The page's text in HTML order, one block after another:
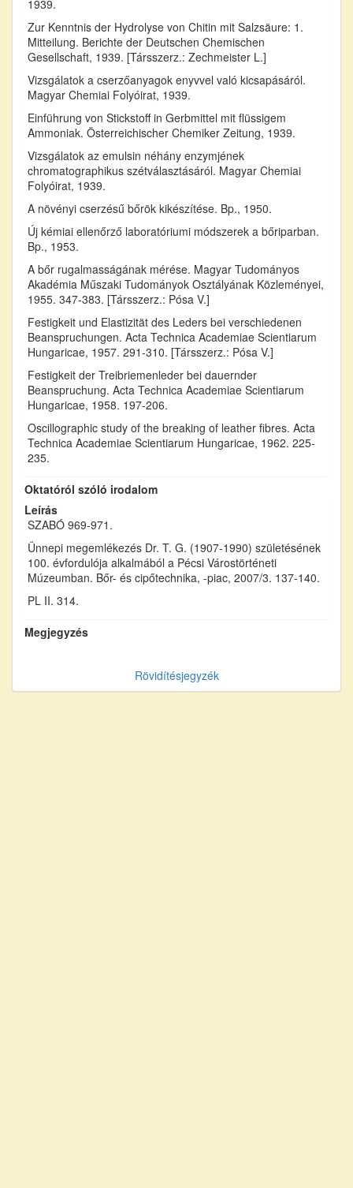
1939.
Zur Kenntnis der Hydrolyse von Chitin mit Salzsäure: 1.
Mitteilung. Berichte der Deutschen Chemischen
Gesellschaft, 1939. [Társszerz.: Zechmeister L.]
Vizsgálatok a cserzőanyagok enyvvel való kicsapásáról.
Magyar Chemiai Folyóirat, 1939.
Einführung von Stickstoff in Gerbmittel mit flüssigem
Ammoniak. Österreichischer Chemiker Zeitung, 1939.
Vizsgálatok az emulsin néhány enzymjének
chromatographikus szétválasztásáról. Magyar Chemiai
Folyóirat, 1939.
A növényi cserzésű bőrök kikészítése. Bp., 1950.
Új kémiai ellenőrző laboratóriumi módszerek a bőriparban.
Bp., 1953.
A bőr rugalmasságának mérése. Magyar Tudományos
Akadémia Műszaki Tudományok Osztályának Közleményei,
1955. 347-383. [Társszerz.: Pósa V.]
Festigkeit und Elastizität des Leders bei verschiedenen
Beanspruchungen. Acta Technica Academiae Scientiarum
Hungaricae, 1957. 291-310. [Társszerz.: Pósa V.]
Festigkeit der Treibriemenleder bei dauernder
Beanspruchung. Acta Technica Academiae Scientiarum
Hungaricae, 1958. 197-206.
Oscillographic study of the breaking of leather fibres. Acta
Technica Academiae Scientiarum Hungaricae, 1962. 225-
235.
Oktatóról szóló irodalom
Leírás
SZABÓ 969-971.
Ünnepi megemlékezés Dr. T. G. (1907-1990) születésének
100. évfordulója alkalmából a Pécsi Várostörténeti
Múzeumban. Bőr- és cipőtechnika, -piac, 2007/3. 137-140.
PL II. 314.
Megjegyzés
Rövidítésjegyzék